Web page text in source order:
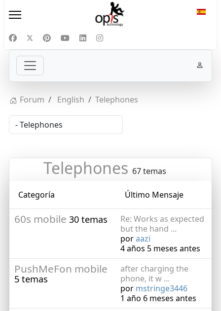
Forum English Telephones
Telephones 67 temas
Categoría Último Mensaje
60s mobile 30 temas
Re: Works as expected
but the hand ...
poraazi
4 años 5 meses antes
PushMeFon mobile
5 temas
after charging the
phone, it w ...
por mstringe3446
1 año 6 meses antes